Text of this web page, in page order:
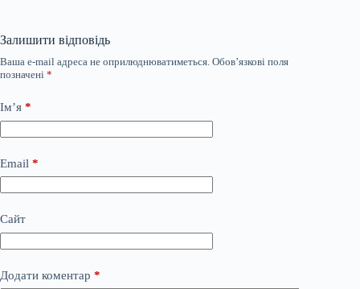
Залишити відповідь
Ваша e-mail адреса не оприлюднюватиметься. Обов’язкові поля
позначені *
Ім’я *
Email *
Сайт
Додати коментар *